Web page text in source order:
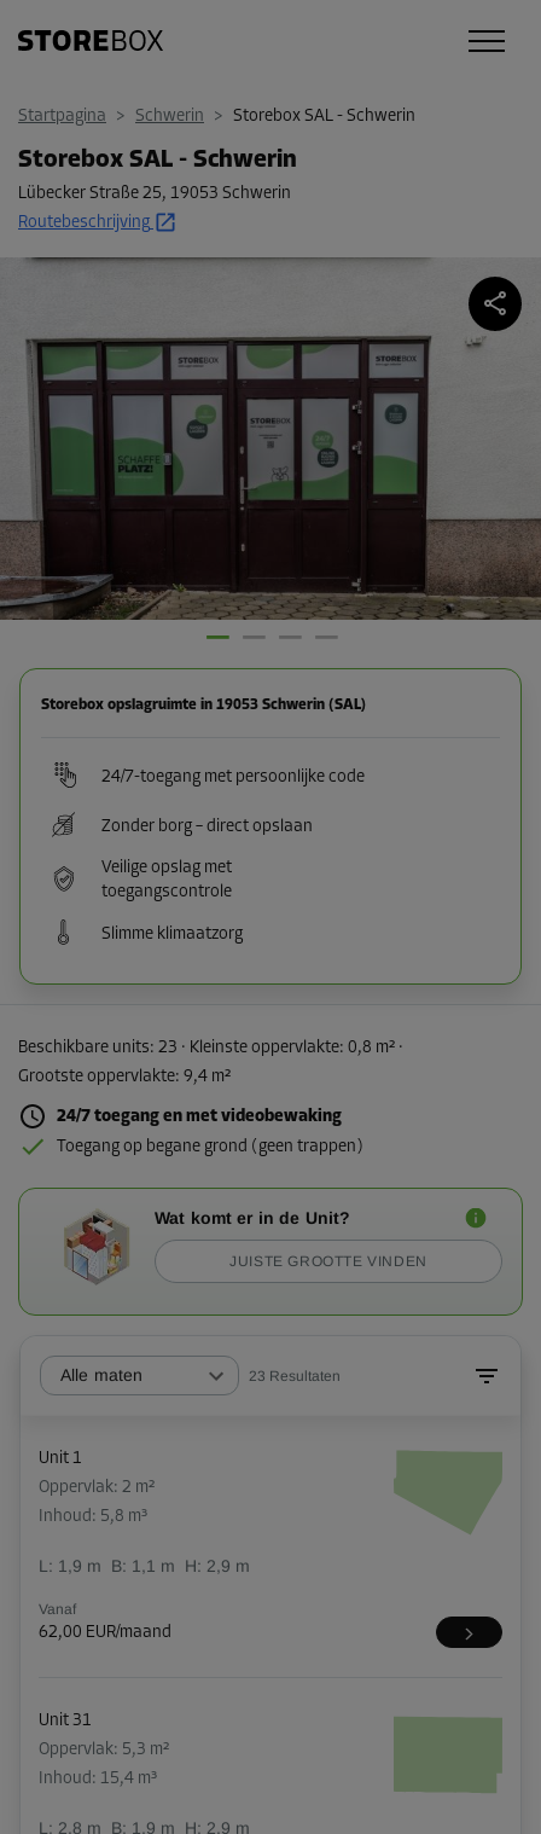
Startpagina > Schwerin > Storebox SAL - Schwerin
Storebox SAL - Schwerin
Lübecker Straße 25, 19053 Schwerin
Routebeschrijving
Storebox opslagruimte in 19053 Schwerin (SAL)
24/7-toegang met persoonlijke code
Zonder borg – direct opslaan
Veilige opslag met
toegangscontrole
Slimme klimaatzorg
Beschikbare units: 23 · Kleinste oppervlakte: 0,8 m² ·
Grootste oppervlakte: 9,4 m²
24/7 toegang en met videobewaking
Toegang op begane grond (geen trappen)
Wat komt er in de Unit?
JUISTE GROOTTE VINDEN
Alle maten 23 Resultaten
Unit 1
Oppervlak: 2 m²
Inhoud: 5,8 m³
L: 1,9 m B: 1,1 m H: 2,9 m
Vanaf
62,00 EUR/maand
Unit 31
Oppervlak: 5,3 m²
Inhoud: 15,4 m³
L: 2,8 m B: 1,9 m H: 2,9 m